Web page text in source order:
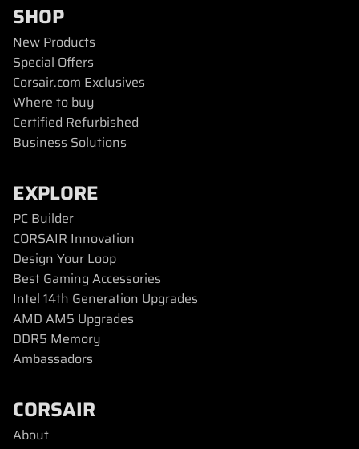
SHOP
New Products
Special Offers
Corsair.com Exclusives
Where to buy
Certified Refurbished
Business Solutions
EXPLORE
PC Builder
CORSAIR Innovation
Design Your Loop
Best Gaming Accessories
Intel 14th Generation Upgrades
AMD AM5 Upgrades
DDR5 Memory
Ambassadors
CORSAIR
About